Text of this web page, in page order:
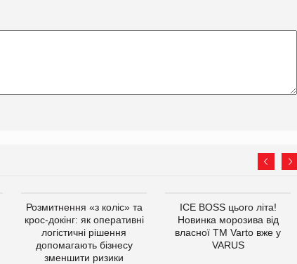
Розмитнення «з коліс» та
крос-докінг: як оперативні
логістичні рішення
допомагають бізнесу
зменшити ризики
ICE BOSS цього літа!
Новинка морозива від
власної ТМ Varto вже у
VARUS